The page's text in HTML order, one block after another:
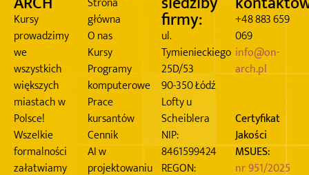
Kursy
prowadzimy
we
wszystkich
większych
miastach w
Polsce!
Wszelkie
formalności
załatwiamy
główna
O nas
Kursy
Programy
komputerowe
Prace
kursantów
Cennik
AI w
projektowaniu
firmy:
ul.
Tymienieckiego
25D/53
90-350 Łódź
Lofty u
Scheiblera
NIP:
8461599424
REGON:
+48 883 659
069
info@on-
arch.pl
Certyfikat
Jakości
MSUES:
nr 951/2025